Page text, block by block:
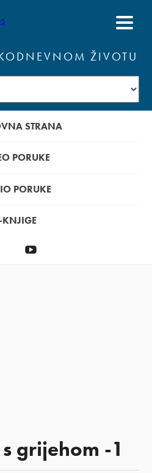
ŽIVOTU
STRANA
PORUKE
PORUKE
KNJIGE
DoniratiYouTube
grijehom -1